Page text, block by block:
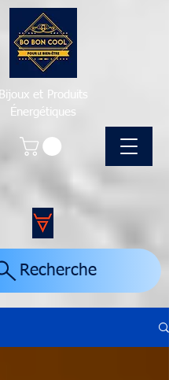
Bijoux et Produits
Énergétiques
Recherche